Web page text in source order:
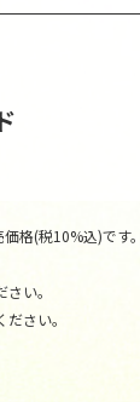
格(税10%込)です。
い。
さい。